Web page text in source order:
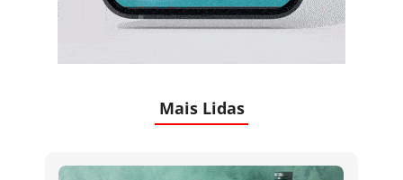
Mais Lidas